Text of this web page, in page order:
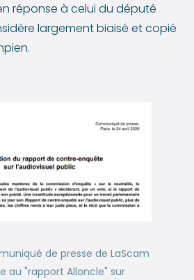
réponse à celui du député
largement biaisé et copié
de presse de LaScam
au "rapport Alloncle" sur